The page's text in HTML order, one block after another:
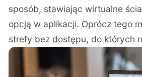
sposób, stawiając wirtualne
opcją w aplikacji. Oprócz tego
strefy bez dostępu, do których